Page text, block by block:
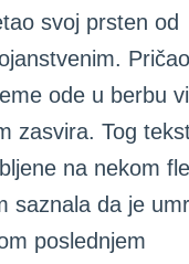
svoj prsten od
ode u berbu
zasvira. Tog
na nekom
saznala da je
poslednjem